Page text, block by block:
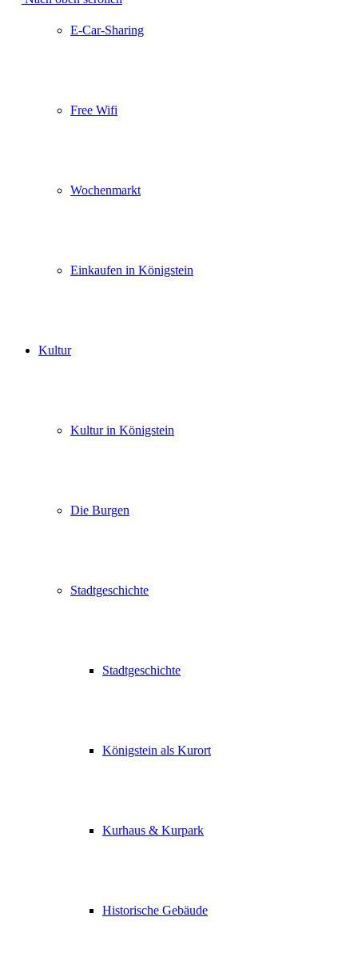
E-Car-Sharing
Free Wifi
Wochenmarkt
Einkaufen in Königstein
Kultur
Kultur in Königstein
Die Burgen
Stadtgeschichte
Stadtgeschichte
Königstein als Kurort
Kurhaus & Kurpark
Historische Gebäude